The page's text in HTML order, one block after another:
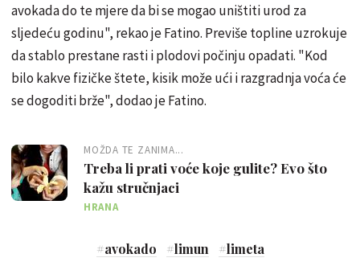
avokada do te mjere da bi se mogao uništiti urod za
sljedeću godinu", rekao je Fatino. Previše topline uzrokuje
da stablo prestane rasti i plodovi počinju opadati. "Kod
bilo kakve fizičke štete, kisik može ući i razgradnja voća će
se dogoditi brže", dodao je Fatino.
MOŽDA TE ZANIMA...
Treba li prati voće koje gulite? Evo što
kažu stručnjaci
HRANA
#avokado #limun #limeta